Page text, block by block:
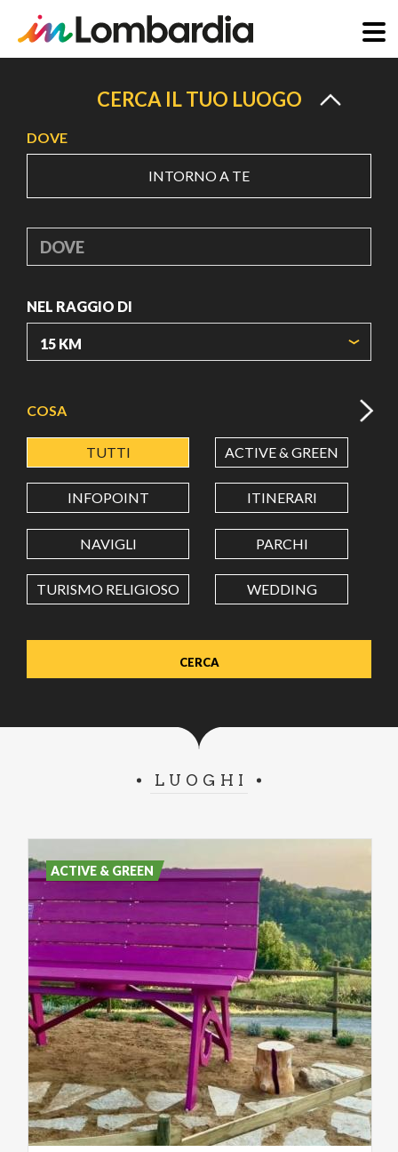
principale
CERCA IL TUO LUOGO
DOVE
INTORNO A TE
DOVE
NEL RAGGIO DI
LATITUDINE
LONGITUDINE
Value in decimal degrees. Use dot (.) as decimal separator.
COSA
TUTTI ACTIVE & GREEN
INFOPOINT ITINERARI
NAVIGLI PARCHI
TURISMO RELIGIOSO WEDDING
LUOGHI
ACTIVE & GREEN